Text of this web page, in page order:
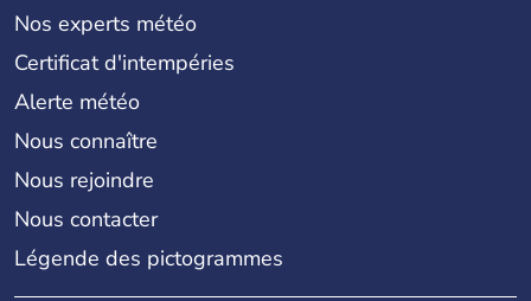
Nos experts météo
Certificat d'intempéries
Alerte météo
Nous connaître
Nous rejoindre
Nous contacter
Légende des pictogrammes